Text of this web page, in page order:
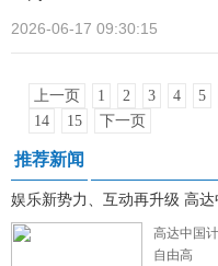
2026-06-17 09:30:15
上一页 1 2 3 4 5
14
15 下一页
推荐新闻
娱乐新势力、互动再升级 高达
高达中国
自由高